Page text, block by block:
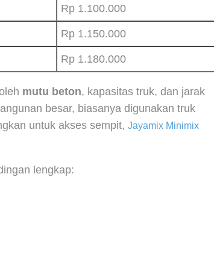
Rp 1.100.000
Rp 1.150.000
Rp 1.180.000
mutu beton, kapasitas truk, dan jarak
besar, biasanya digunakan truk
untuk akses sempit, Jayamix Minimix
lengkap: